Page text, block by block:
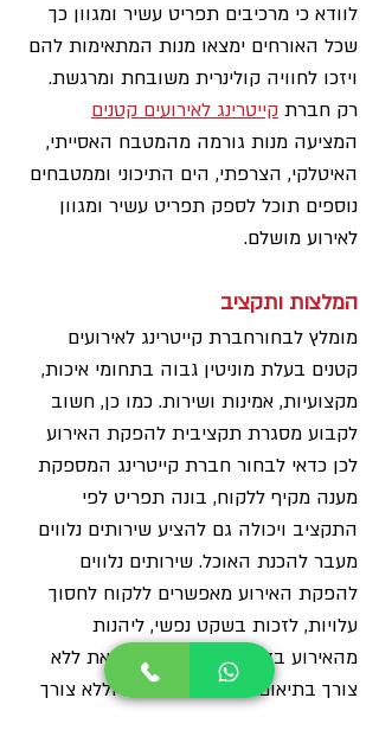
לוודא כי מרכיבים תפריט עשיר ומגוון כך
שכל האורחים ימצאו מנות המתאימות להם
ויזכו לחוויה קולינרית משובחת ומרגשת.
רק חברת קייטרינג לאירועים קטנים
המציעה מנות גורמה מהמטבח האסייתי,
האיטלקי, הצרפתי, הים התיכוני וממטבחים
נוספים תוכל לספק תפריט עשיר ומגוון
לאירוע מושלם.
המלצות ותקציב
מומלץ לבחורחברת קייטרינג לאירועים
קטנים בעלת מוניטין גבוה בתחומי איכות,
מקצועיות, אמינות ושירות. כמו כן, חשוב
לקבוע מסגרת תקציבית להפקת האירוע
לכן כדאי לבחור חברת קייטרינג המספקת
מענה מקיף ללקוח, בונה תפריט לפי
התקציב ויכולה גם להציע שירותים נלווים
מעבר להכנת האוכל. שירותים נלווים
להפקת האירוע מאפשרים ללקוח לחסוך
עלויות, לזכות בשקט נפשי, ליהנות
מהאירוע בדיוק כמו האורחים, וזאת ללא
צורך בתיאום בין ספקים שונים וללא צורך